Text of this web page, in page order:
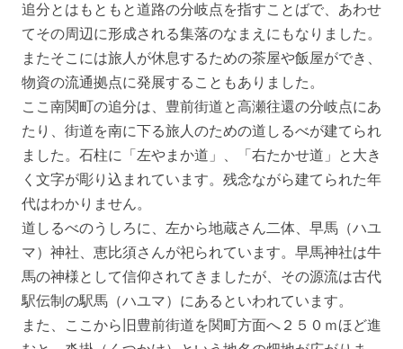
追分とはもともと道路の分岐点を指すことばで、あわせ
てその周辺に形成される集落のなまえにもなりました。
またそこには旅人が休息するための茶屋や飯屋ができ、
物資の流通拠点に発展することもありました。
ここ南関町の追分は、豊前街道と高瀬往還の分岐点にあ
たり、街道を南に下る旅人のための道しるべが建てられ
ました。石柱に「左やまか道」、「右たかせ道」と大き
く文字が彫り込まれています。残念ながら建てられた年
代はわかりません。
道しるべのうしろに、左から地蔵さん二体、早馬（ハユ
マ）神社、恵比須さんが祀られています。早馬神社は牛
馬の神様として信仰されてきましたが、その源流は古代
駅伝制の駅馬（ハユマ）にあるといわれています。
また、ここから旧豊前街道を関町方面へ２５０ｍほど進